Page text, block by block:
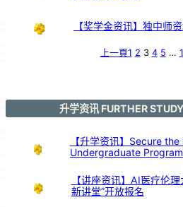
【奖学金资讯】独中师
上一頁1 2 3 4 5 …
升学资讯 FURTHER
【升学资讯】Secure
Undergraduate
【讲座资讯】AI医疗伦
新讲堂”开放报名